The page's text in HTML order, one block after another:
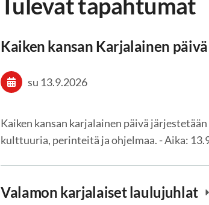
Tulevat tapahtumat
Kaiken kansan Karjalainen päivä
su 13.9.2026
Kaiken kansan karjalainen päivä
kulttuuria, perinteitä ja ohjelmaa. - Aika:
Valamon karjalaiset laulujuhlat